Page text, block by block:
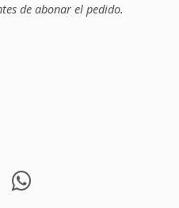
de abonar el pedido.